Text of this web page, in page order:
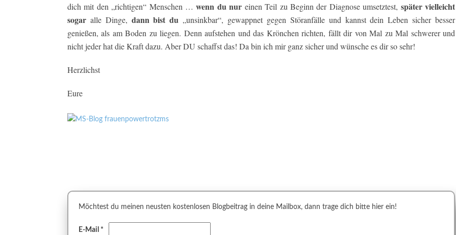
dich mit den „richtigen“ Menschen …wenn du nur einen Teil zu Beginn der Diagnose umsetztest, später vielleicht
sogar alle Dinge, dann bist du „unsinkbar“, gewappnet gegen Störanfälle und kannst dein Leben sicher besser
genießen, als am Boden zu liegen. Denn aufstehen und das Krönchen richten, fällt dir von Mal zu Mal schwerer und
nicht jeder hat die Kraft dazu. Aber DU schaffst das! Da bin ich mir ganz sicher und wünsche es dir so sehr!
Herzlichst
Eure
Möchtest du meinen neusten kostenlosen Blogbeitrag in deine Mailbox, dann trage dich bitte hier ein!
E-Mail *